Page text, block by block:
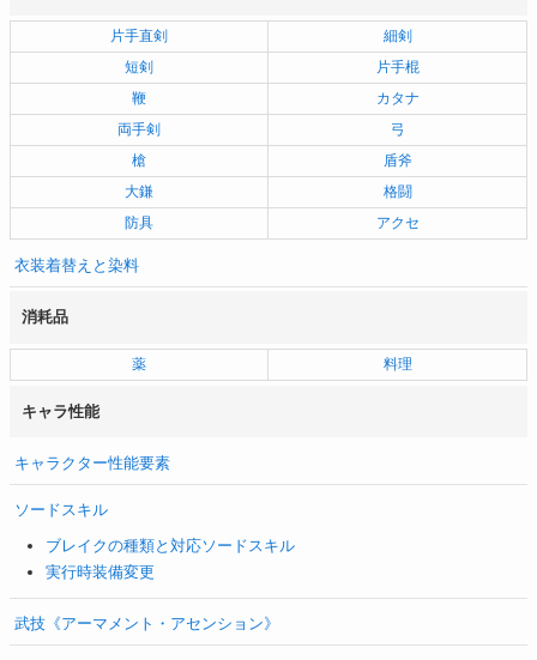
片手直剣
細剣
短剣
片手棍
鞭
カタナ
両手剣
弓
槍
盾斧
大鎌
格闘
防具
アクセ
衣装着替えと染料
消耗品
薬 料理
キャラ性能
キャラクター性能要素
ソードスキル
ブレイクの種類と対応ソードスキル
実行時装備変更
武技《アーマメント・アセンション》